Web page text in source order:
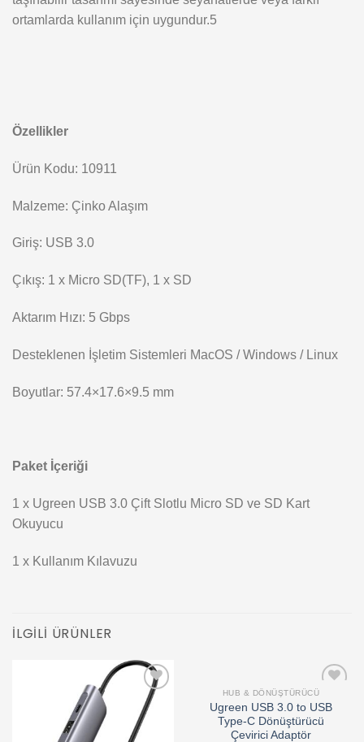
ortamlarda kullanım için uygundur.5
Özellikler
Ürün Kodu: 10911
Malzeme: Çinko Alaşım
Giriş: USB 3.0
Çıkış: 1 x Micro SD(TF), 1 x SD
Aktarım Hızı: 5 Gbps
Desteklenen İşletim Sistemleri MacOS / Windows / Linux
Boyutlar: 57.4×17.6×9.5 mm
Paket İçeriği
1 x Ugreen USB 3.0 Çift Slotlu Micro SD ve SD Kart
Okuyucu
1 x Kullanım Kılavuzu
İLGILI ÜRÜNLER
Add to
wishlist
wishlist
HUB & DÖNÜŞTÜRÜCÜ
Ugreen USB 3.0 to USB
Type-C Dönüştürücü
Çevirici Adaptör